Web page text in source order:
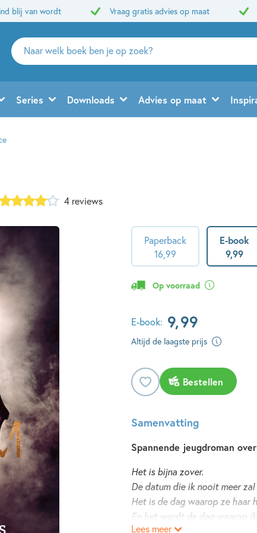
blij van wordt Vraag gratis advies op maat
Zoeken
naar
en
uitgevers
Series Downloads Advies op maat
4 reviews
Paperback
16 99
E-book
9,99
Op voorraad
E-book: 9,99
Altijd de laagste prijs
Bestellen
Samenvatting
Spannende jeugdroman
Het is bijna zover.
De datum die ik nooit meer
Het is de dag waarop ze haar
En het wordt de dag waarop
Lees meer